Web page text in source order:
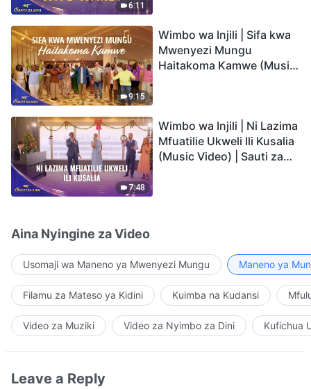
6:11
9:15
Wimbo wa Injili | Sifa kwa
Mwenyezi Mungu
Haitakoma Kamwe (Music
7:48
Wimbo wa Injili | Ni Lazima
Mfuatilie Ukweli Ili Kusalia
(Music Video) | Sauti za
Aina Nyingine za Video
Usomaji wa Maneno ya Mwenyezi Mungu Maneno ya
Filamu za Mateso ya Kidini Kuimba na Kudansi
Video za Muziki Video za Nyimbo za Dini Kufichua
Leave a Reply